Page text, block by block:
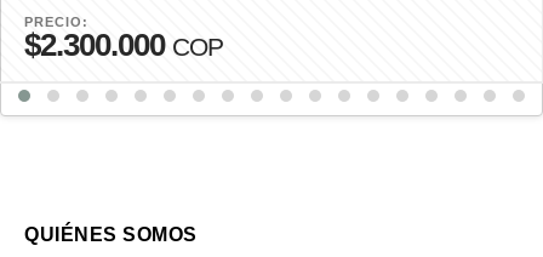
PRECIO:
$2.300.000 COP
QUIÉNES SOMOS